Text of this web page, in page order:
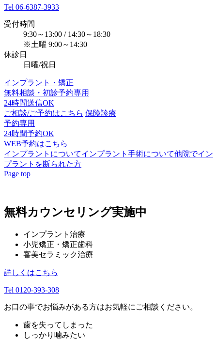
Tel 06-6387-3933
受付時間
9:30～13:00 / 14:30～18:30
※土曜 9:00～14:30
休診日
日曜/祝日
インプラント・矯正
無料相談・初診予約専用
24時間送信OK
ご相談/ご予約はこちら 保険診療
予約専用
24時間予約OK
WEB予約はこちら
インプラントについてインプラント手術について他院でイン
プラントを断られた方
Page top
無料カウンセリング実施中
インプラント治療
小児矯正・矯正歯科
審美セラミック治療
詳しくはこちら
Tel 0120-393-308
お口の事でお悩みがある方はお気軽にご相談ください。
歯を失ってしまった
しっかり噛みたい